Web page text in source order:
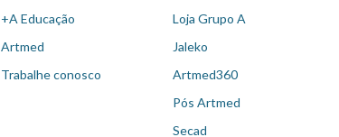
+A Educação
Artmed
Trabalhe conosco
Loja Grupo A
Jaleko
Artmed360
Pós Artmed
Secad